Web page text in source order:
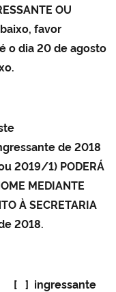
OU
favor
o dia 20 de agosto
de 2018
2019/1) PODERÁ
MEDIANTE
À SECRETARIA
2018.
[ ] ingressante